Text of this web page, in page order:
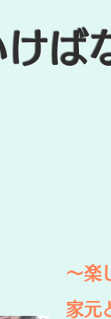
ば
～楽
家元